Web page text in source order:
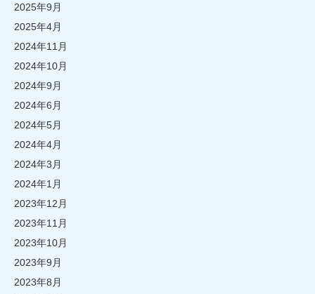
2025年9月
2025年4月
2024年11月
2024年10月
2024年9月
2024年6月
2024年5月
2024年4月
2024年3月
2024年1月
2023年12月
2023年11月
2023年10月
2023年9月
2023年8月